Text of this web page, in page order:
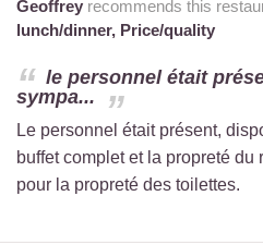
Geoffrey recommends this
lunch/dinner, Price/quality
le personnel était
sympa...
Le personnel était présent,
buffet complet et la propreté du
pour la propreté des toilettes.